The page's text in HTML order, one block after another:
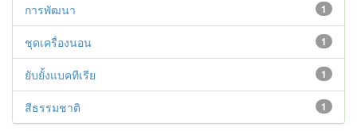
1
การพัฒนา
1
ชุดเครื่องนอน
1
ยับยั้งแบคทีเรีย
1
สีธรรมชาติ